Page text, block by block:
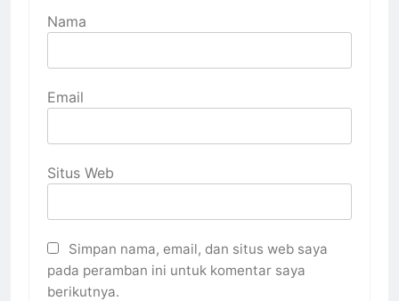
Nama
Email
Situs Web
Simpan nama, email, dan situs web saya
pada peramban ini untuk komentar saya
berikutnya.